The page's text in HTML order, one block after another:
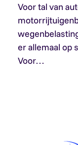
Voor tal van
er allemaal op
Voor…